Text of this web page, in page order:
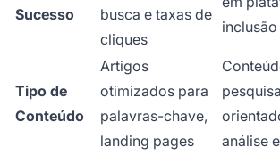
Sucesso
busca e taxas de
cliques
Tipo de
Conteúdo
Artigos
otimizados para
palavras-chave,
landing pages
análise